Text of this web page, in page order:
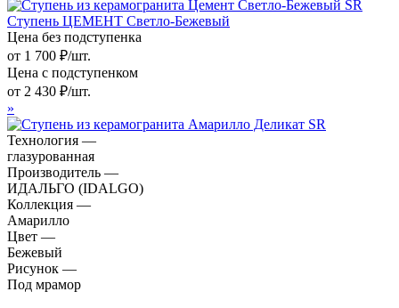
Ступень ЦЕМЕНТ Светло-Бежевый
Цена без подступенка
от 1 700 ₽/шт.
Цена с подступенком
от 2 430 ₽/шт.
»
Технология —
глазурованная
Производитель —
ИДАЛЬГО (IDALGO)
Коллекция —
Амарилло
Цвет —
Бежевый
Рисунок —
Под мрамор